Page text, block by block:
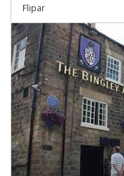
Flipar